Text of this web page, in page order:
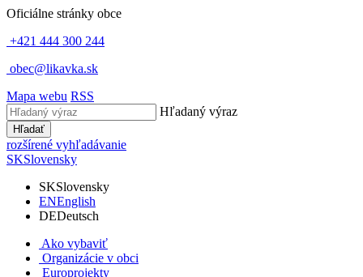
Oficiálne stránky obce
+421 444 300 244
obec@likavka.sk
Mapa webu RSS
Hľadaný výraz
Hľadať
rozšírené vyhľadávanie
SKSlovensky
SKSlovensky
ENEnglish
DEDeutsch
Ako vybaviť
Organizácie v obci
Europrojekty